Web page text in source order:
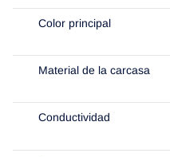
Color principal
Material de la carcasa
Conductividad